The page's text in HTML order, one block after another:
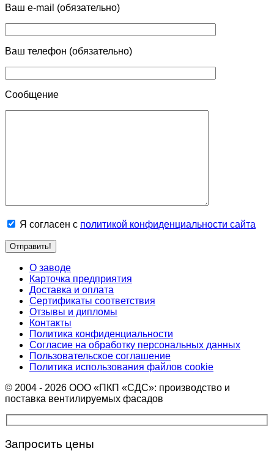
Ваш e-mail (обязательно)
Ваш телефон (обязательно)
Сообщение
Я согласен с политикой конфиденциальности сайта
О заводе
Карточка предприятия
Доставка и оплата
Сертификаты соответствия
Отзывы и дипломы
Контакты
Политика конфиденциальности
Согласие на обработку персональных данных
Пользовательское соглашение
Политика использования файлов cookie
© 2004 - 2026 ООО «ПКП «СДС»: производство и
поставка вентилируемых фасадов
Запросить цены